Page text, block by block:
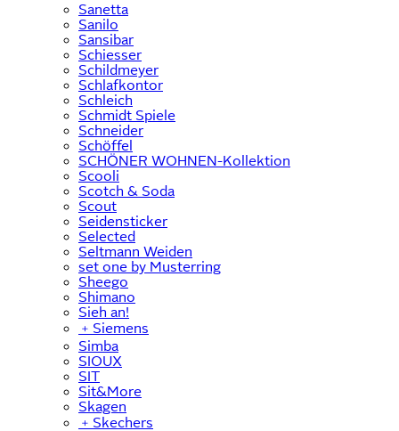
Sanetta
Sanilo
Sansibar
Schiesser
Schildmeyer
Schlafkontor
Schleich
Schmidt Spiele
Schneider
Schöffel
SCHÖNER WOHNEN-Kollektion
Scooli
Scotch & Soda
Scout
Seidensticker
Selected
Seltmann Weiden
set one by Musterring
Sheego
Shimano
Sieh an!
﹢ Siemens
Simba
SIOUX
SIT
Sit&More
Skagen
﹢ Skechers